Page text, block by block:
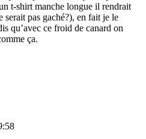
t-shirt manche longue il rendrait
serait pas gaché?), en fait je le
qu’avec ce froid de canard on
ça.